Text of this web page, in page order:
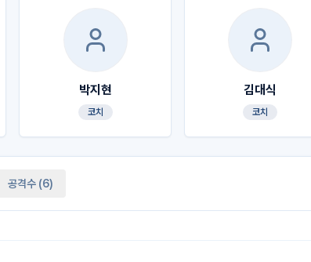
박지현
코치
김대식
코치
공격수 (6)